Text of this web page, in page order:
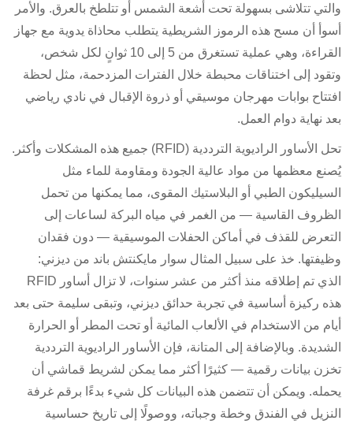
والتي تتلاشى بسهولة تحت أشعة الشمس أو تتلطخ بالعرق. والأمر
أسوأ أن مسح هذه الرموز الشريطية يتطلب محاذاة يدوية مع جهاز
القراءة، وهي عملية تستغرق من 5 إلى 10 ثوانٍ لكل شخص،
وتقود إلى اختناقات محبطة خلال الفترات المزدحمة، مثل لحظة
افتتاح بوابات مهرجان موسيقي أو ذروة الإقبال في نادي رياضي
بعد نهاية دوام العمل.
تحل الأساور الراديوية الترددية (RFID) جميع هذه المشكلات وأكثر.
يُصنع معظمها من مواد عالية الجودة ومقاومة للماء مثل
السيليكون الطبي أو البلاستيك المقوى، مما يمكنها من تحمل
الظروف القاسية — من الغمر في مياه البركة لساعات إلى
التعرض للقذف في أماكن الحفلات الموسيقية — دون فقدان
وظيفتها. خذ على سبيل المثال سوار مايكنتش باند من ديزني:
الذي تم إطلاقه منذ أكثر من عشر سنوات، لا تزال أساور RFID
هذه ركيزة أساسية في تجربة حدائق ديزني، وتبقى سليمة حتى بعد
أيام من الاستخدام في الألعاب المائية أو تحت المطر أو الحرارة
الشديدة. وبالإضافة إلى المتانة، فإن الأساور الراديوية الترددية
تخزن بيانات رقمية — كثيرًا أكثر مما يمكن لشريط قماشي أن
يحمله. ويمكن أن تتضمن هذه البيانات كل شيء بدءًا برقم غرفة
النزيل في الفندق وخطة وجباته، ووصولًا إلى تاريخ حساسية